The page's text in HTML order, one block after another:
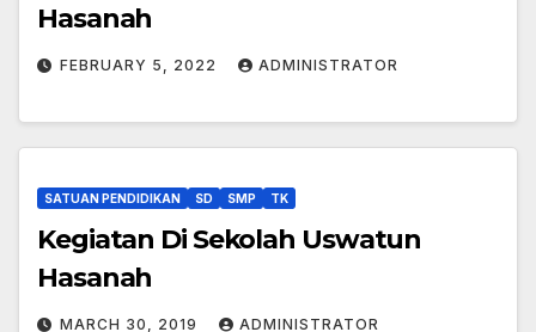
Hasanah
FEBRUARY 5, 2022 ADMINISTRATOR
SATUAN PENDIDIKAN SD SMP TK
Kegiatan Di Sekolah Uswatun
Hasanah
MARCH 30, 2019 ADMINISTRATOR